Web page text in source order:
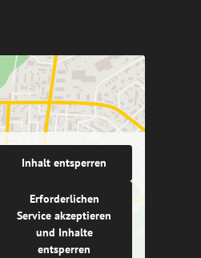
Inhalt entsperren
Erforderlichen
Service akzeptieren
und Inhalte
entsperren